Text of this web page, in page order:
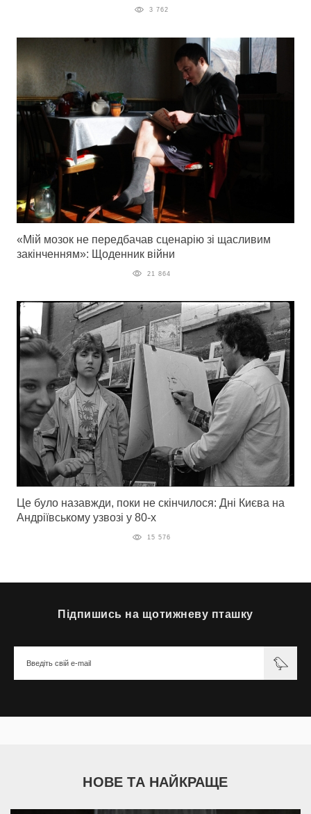
3 762
«Мій мозок не передбачав сценарію зі щасливим
закінченням»: Щоденник війни
21 864
Це було назавжди, поки не скінчилося: Дні Києва на
Андріївському узвозі у 80-х
15 576
Підпишись на щотижневу пташку
НОВЕ ТА НАЙКРАЩЕ